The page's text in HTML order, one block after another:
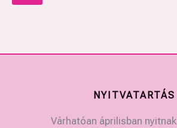
NYITVATARTÁS
Várhatóan áprilisban